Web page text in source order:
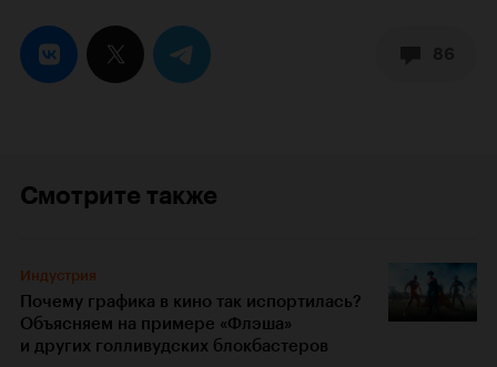
Смотрите также
Индустрия
Почему графика в кино так испортилась?
Объясняем на примере «Флэша»
и других голливудских блокбастеров